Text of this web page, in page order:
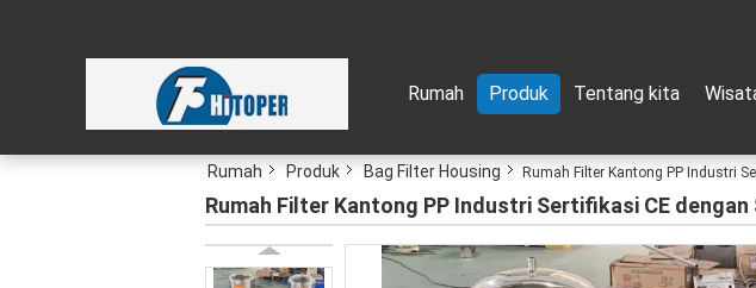
Rumah Produk Tentang kita
Rumah Produk Bag Filter Housing Rumah Filter Kantong PP Industri
Rumah Filter Kantong PP Industri Sertifikasi CE dengan